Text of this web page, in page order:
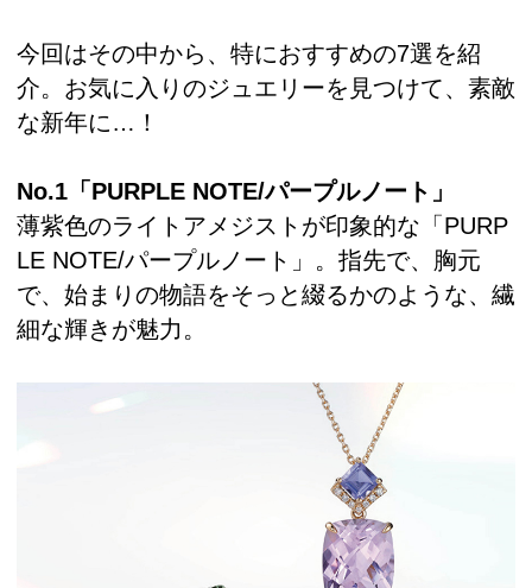
今回はその中から、特におすすめの7選を紹
介。お気に入りのジュエリーを見つけて、素敵
な新年に…！
No.1「PURPLE NOTE/パープルノート」
薄紫色のライトアメジストが印象的な「PURP
LE NOTE/パープルノート」。指先で、胸元
で、始まりの物語をそっと綴るかのような、繊
細な輝きが魅力。